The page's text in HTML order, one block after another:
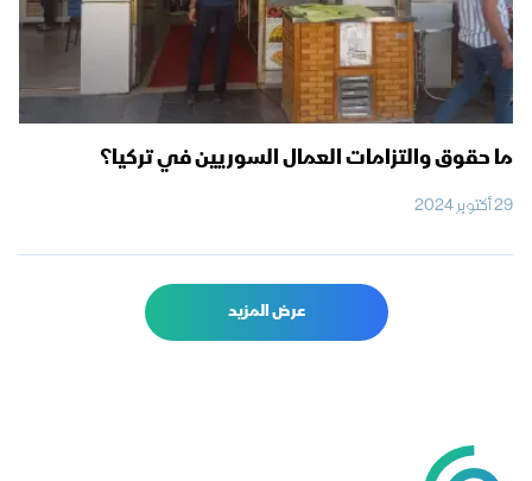
ما حقوق والتزامات العمال السوريين في تركيا؟
29 أكتوبر 2024
عرض المزيد